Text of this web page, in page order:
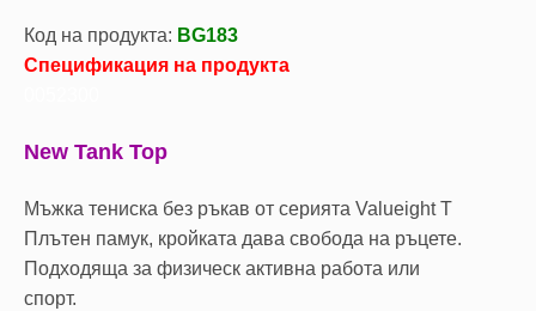
Код на продукта: BG183
Спецификация на продукта
New Tank Top
Мъжка тениска без ръкав от серията Valueight T
Плътен памук, кройката дава свобода на ръцете.
Подходяща за физическ активна работа или
спорт.